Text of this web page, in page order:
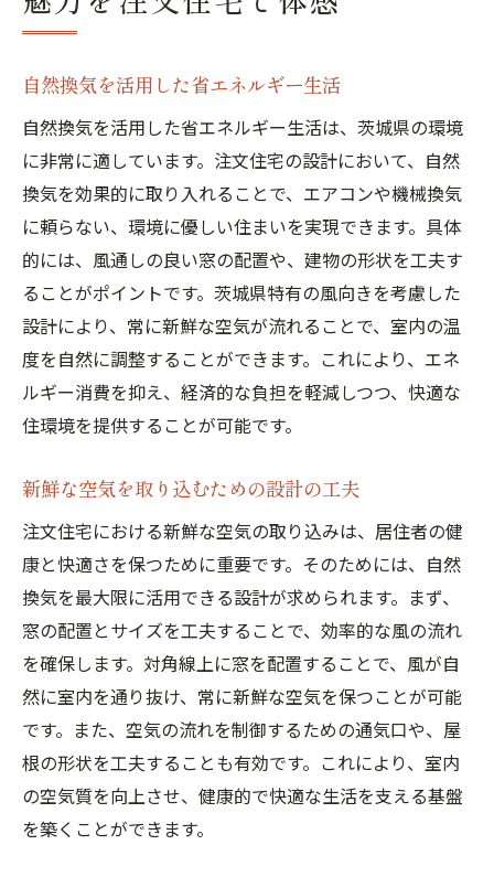
自然換気を活用した省エネルギー生活
自然換気を活用した省エネルギー生活は、茨城県の環境
に非常に適しています。注文住宅の設計において、自然
換気を効果的に取り入れることで、エアコンや機械換気
に頼らない、環境に優しい住まいを実現できます。具体
的には、風通しの良い窓の配置や、建物の形状を工夫す
ることがポイントです。茨城県特有の風向きを考慮した
設計により、常に新鮮な空気が流れることで、室内の温
度を自然に調整することができます。これにより、エネ
ルギー消費を抑え、経済的な負担を軽減しつつ、快適な
住環境を提供することが可能です。
新鮮な空気を取り込むための設計の工夫
注文住宅における新鮮な空気の取り込みは、居住者の健
康と快適さを保つために重要です。そのためには、自然
換気を最大限に活用できる設計が求められます。まず、
窓の配置とサイズを工夫することで、効率的な風の流れ
を確保します。対角線上に窓を配置することで、風が自
然に室内を通り抜け、常に新鮮な空気を保つことが可能
です。また、空気の流れを制御するための通気口や、屋
根の形状を工夫することも有効です。これにより、室内
の空気質を向上させ、健康的で快適な生活を支える基盤
を築くことができます。